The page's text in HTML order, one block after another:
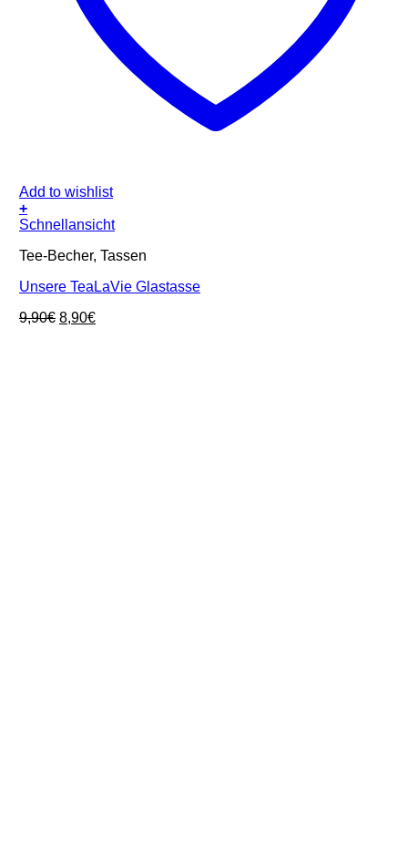
Add to wishlist
+
Schnellansicht
Tee-Becher, Tassen
Unsere TeaLaVie Glastasse
9,90€ Ursprünglicher
8,90€Aktueller